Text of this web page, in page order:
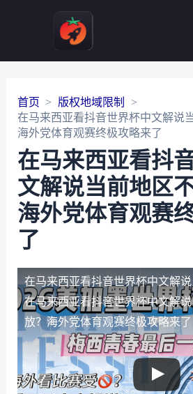
首页
版权地域限制
在马来西亚看抖音世界杯中文解说
海外党体育观赛终极攻略来了
在马来西亚看抖
文解说当前地区
海外党体育观赛
了
在马来西亚看抖音世界杯中文解
在马来西亚看抖音世界杯中文解
放？海外党体育观赛终极攻略来了